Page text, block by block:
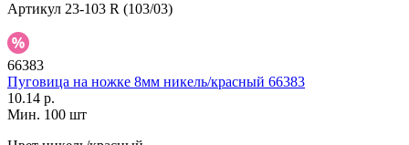
Артикул 23-103 R (103/03)
66383
Пуговица на ножке 8мм никель/красный 66383
10.14 р.
Мин. 100 шт